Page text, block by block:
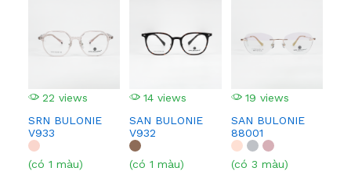
22 views
SRN BULONIE
V933
(có 1 màu)
14 views
SAN BULONIE
V932
(có 1 màu)
19 views
SAN BULONIE
88001
(có 3 màu)